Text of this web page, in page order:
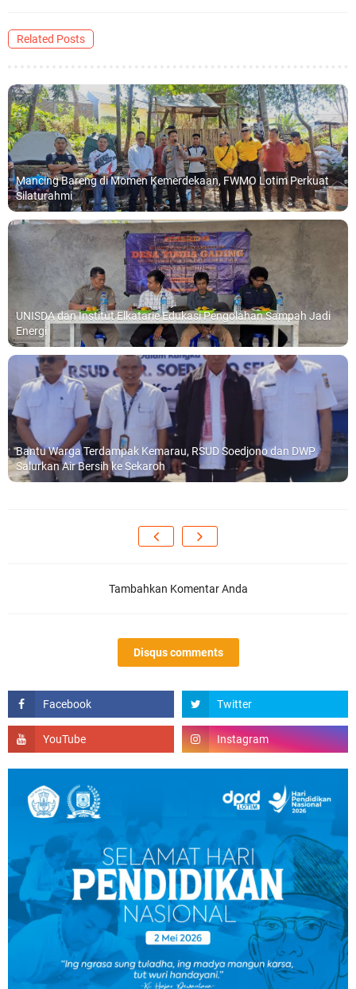
Related Posts
Mancing Bareng di Momen Kemerdekaan, FWMO Lotim Perkuat
Silaturahmi
UNISDA dan Institut Elkatarie Edukasi Pengolahan Sampah Jadi
Energi
Bantu Warga Terdampak Kemarau, RSUD Soedjono dan DWP
Salurkan Air Bersih ke Sekaroh
Tambahkan Komentar Anda
Disqus comments